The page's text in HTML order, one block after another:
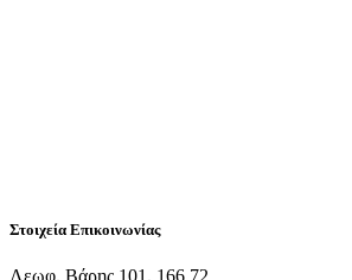
Στοιχεία Επικοινωνίας
Λεωφ. Βάρης 101, 166 72